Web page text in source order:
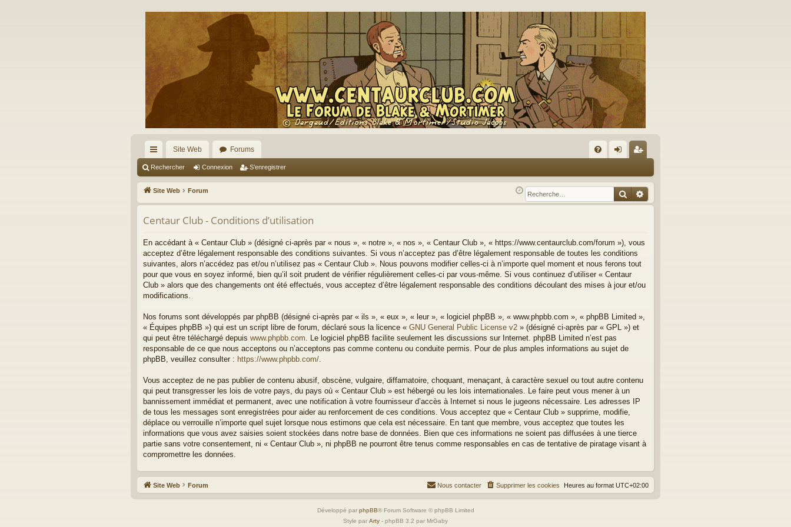
cc
ès
ra
pi
Site Web Forums
Q ne
xi
nr
eg
Rechercher Connexion S’enregistrer
Site Web Forum Rechercher
Recherche avancée
Centaur Club - Conditions d’utilisation
En accédant à « Centaur Club » (désigné ci-après par « nous », « notre », « nos », « Centaur Club », « https://www.centaurclub.com/forum »), vous
acceptez d’être légalement responsable des conditions suivantes. Si vous n’acceptez pas d’être légalement responsable de toutes les conditions
suivantes, alors n’accédez pas et/ou n’utilisez pas « Centaur Club ». Nous pouvons modifier celles-ci à n’importe quel moment et nous ferons tout
pour que vous en soyez informé, bien qu’il soit prudent de vérifier régulièrement celles-ci par vous-même. Si vous continuez d’utiliser « Centaur
Club » alors que des changements ont été effectués, vous acceptez d’être légalement responsable des conditions découlant des mises à jour et/ou
modifications.
Nos forums sont développés par phpBB (désigné ci-après par « ils », « eux », « leur », « logiciel phpBB », « www.phpbb.com », « phpBB Limited »,
« Équipes phpBB ») qui est un script libre de forum, déclaré sous la licence « GNU General Public License v2 » (désigné ci-après par « GPL ») et
qui peut être téléchargé depuis www.phpbb.com . Le logiciel phpBB facilite seulement les discussions sur Internet. phpBB Limited n’est pas
responsable de ce que nous acceptons ou n’acceptons pas comme contenu ou conduite permis. Pour de plus amples informations au sujet de
phpBB, veuillez consulter : https://www.phpbb.com/
Vous acceptez de ne pas publier de contenu abusif, obscène, vulgaire, diffamatoire, choquant, menaçant, à caractère sexuel ou tout autre contenu
qui peut transgresser les lois de votre pays, du pays où « Centaur Club » est hébergé ou les lois internationales. Le faire peut vous mener à un
bannissement immédiat et permanent, avec une notification à votre fournisseur d’accès à Internet si nous le jugeons nécessaire. Les adresses IP
de tous les messages sont enregistrées pour aider au renforcement de ces conditions. Vous acceptez que « Centaur Club » supprime, modifie,
déplace ou verrouille n’importe quel sujet lorsque nous estimons que cela est nécessaire. En tant que membre, vous acceptez que toutes les
informations que vous avez saisies soient stockées dans notre base de données. Bien que ces informations ne soient pas diffusées à une tierce
partie sans votre consentement, ni « Centaur Club », ni phpBB ne pourront être tenus comme responsables en cas de tentative de piratage visant à
compromettre les données.
Site Web Forum Heures au format UTC+02:00
Supprimer les cookies
Nous contacter
Développé par phpBB® Forum Software © phpBB Limited
Style par Arty - phpBB 3.2 par MrGaby